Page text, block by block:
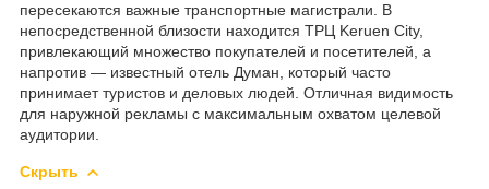
пересекаются важные транспортные магистрали. В
непосредственной близости находится ТРЦ Keruen City,
привлекающий множество покупателей и посетителей, а
напротив — известный отель Думан, который часто
принимает туристов и деловых людей. Отличная видимость
для наружной рекламы с максимальным охватом целевой
аудитории.
Скрыть